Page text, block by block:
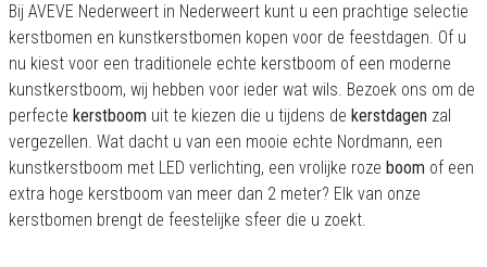
Bij AVEVE Nederweert in Nederweert kunt u een prachtige selectie
kerstbomen en kunstkerstbomen kopen voor de feestdagen. Of u
nu kiest voor een traditionele echte kerstboom of een moderne
kunstkerstboom, wij hebben voor ieder wat wils. Bezoek ons om de
perfecte kerstboom uit te kiezen die u tijdens de kerstdagen zal
vergezellen. Wat dacht u van een mooie echte Nordmann, een
kunstkerstboom met LED verlichting, een vrolijke roze boom of een
extra hoge kerstboom van meer dan 2 meter? Elk van onze
kerstbomen brengt de feestelijke sfeer die u zoekt.